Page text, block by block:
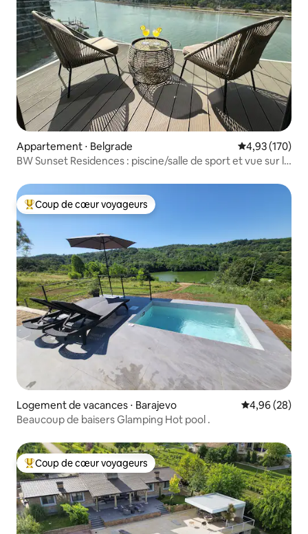
Appartement ⋅ Belgrade Évaluation
4,93 (170)
BW Sunset Residences : piscine/salle de sport et vue sur le
Coups de cœur voyageurs les plus appréciés
Coup de cœur voyageurs
Logement de vacances ⋅ Barajevo Évaluation
4,96 (28)
Beaucoup de baisers Glamping Hot pool .
Coups de cœur voyageurs les plus appréciés
Coup de cœur voyageurs